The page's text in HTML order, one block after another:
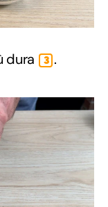
dura 3 .